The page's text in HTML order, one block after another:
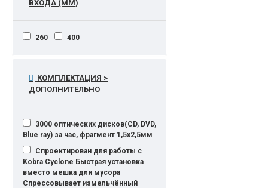
ВХОДА (ММ)
260 400
КОМПЛЕКТАЦИЯ >
ДОПОЛНИТЕЛЬНО
3000 оптических дисков(CD, DVD,
Blue ray) за час, фрагмент 1,5х2,5мм
Спроектирован для работы с
Kobra Cyclone Быстрая установка
вместо мешка для мусора
Спрессовывает измельчённый